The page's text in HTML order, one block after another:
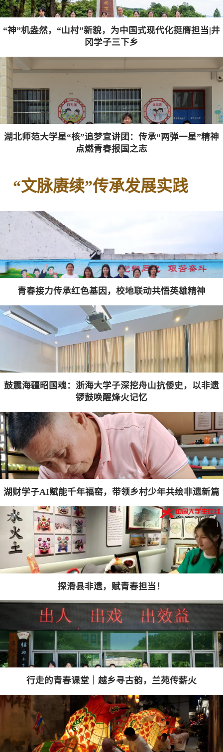
“神”机盎然，“山村”新貌，为中国式现代化挺膺担当|井
冈学子三下乡
湖北师范大学星“核”追梦宣讲团：传承“两弹一星”精神
点燃青春报国之志
“文脉赓续”传承发展实践
青春接力传承红色基因，校地联动共悟英雄精神
鼓震海疆昭国魂：浙海大学子深挖舟山抗倭史，以非遗
锣鼓唤醒烽火记忆
湖财学子AI赋能千年福窑，带领乡村少年共绘非遗新篇
探滑县非遗，赋青春担当！
行走的青春课堂｜越乡寻古韵，兰苑传薪火